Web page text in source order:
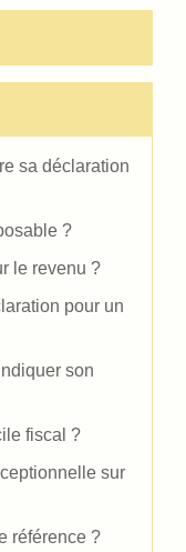
sa déclaration
?
le revenu ?
pour un
son
fiscal ?
sur
référence ?